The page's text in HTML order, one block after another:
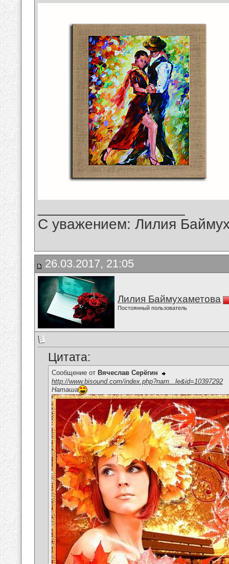
С уважением: Лилия
26.03.2017, 21:05
Лилия Баймухаметова
Постоянный пользователь
Цитата:
Сообщение от Вячеслав Серёгин
http://www.bisound.com/index.php?nam...le&id=10397292
Наташа